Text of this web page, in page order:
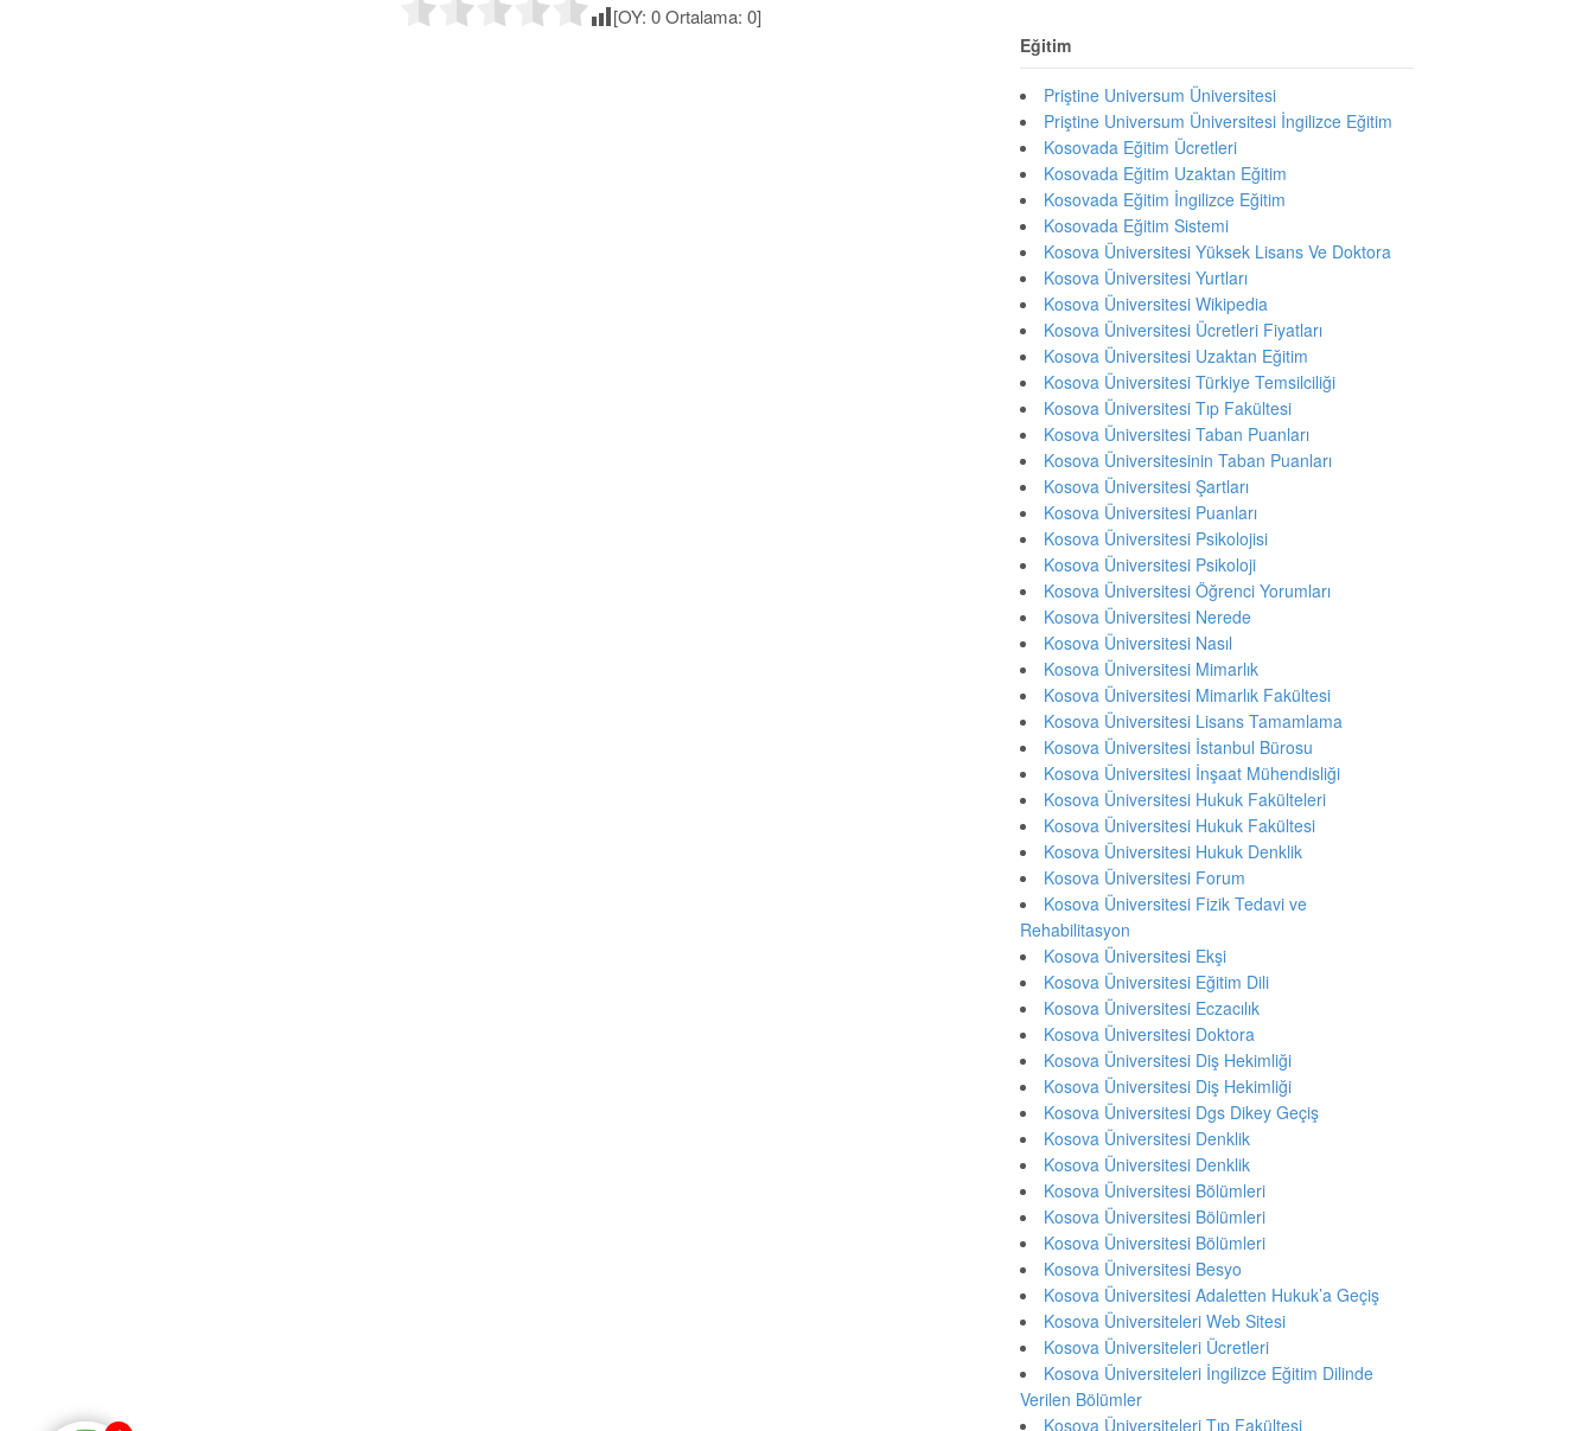
[OY: 0Ortalama: 0]
Eğitim
Priştine Universum Üniversitesi
Priştine Universum Üniversitesi İngilizce Eğitim
Kosovada Eğitim Ücretleri
Kosovada Eğitim Uzaktan Eğitim
Kosovada Eğitim İngilizce Eğitim
Kosovada Eğitim Sistemi
Kosova Üniversitesi Yüksek Lisans Ve Doktora
Kosova Üniversitesi Yurtları
Kosova Üniversitesi Wikipedia
Kosova Üniversitesi Ücretleri Fiyatları
Kosova Üniversitesi Uzaktan Eğitim
Kosova Üniversitesi Türkiye Temsilciliği
Kosova Üniversitesi Tıp Fakültesi
Kosova Üniversitesi Taban Puanları
Kosova Üniversitesinin Taban Puanları
Kosova Üniversitesi Şartları
Kosova Üniversitesi Puanları
Kosova Üniversitesi Psikolojisi
Kosova Üniversitesi Psikoloji
Kosova Üniversitesi Öğrenci Yorumları
Kosova Üniversitesi Nerede
Kosova Üniversitesi Nasıl
Kosova Üniversitesi Mimarlık
Kosova Üniversitesi Mimarlık Fakültesi
Kosova Üniversitesi Lisans Tamamlama
Kosova Üniversitesi İstanbul Bürosu
Kosova Üniversitesi İnşaat Mühendisliği
Kosova Üniversitesi Hukuk Fakülteleri
Kosova Üniversitesi Hukuk Fakültesi
Kosova Üniversitesi Hukuk Denklik
Kosova Üniversitesi Forum
Kosova Üniversitesi Fizik Tedavi ve
Rehabilitasyon
Kosova Üniversitesi Ekşi
Kosova Üniversitesi Eğitim Dili
Kosova Üniversitesi Eczacılık
Kosova Üniversitesi Doktora
Kosova Üniversitesi Diş Hekimliği
Kosova Üniversitesi Diş Hekimliği
Kosova Üniversitesi Dgs Dikey Geçiş
Kosova Üniversitesi Denklik
Kosova Üniversitesi Denklik
Kosova Üniversitesi Bölümleri
Kosova Üniversitesi Bölümleri
Kosova Üniversitesi Bölümleri
Kosova Üniversitesi Besyo
Kosova Üniversitesi Adaletten Hukuk’a Geçiş
Kosova Üniversiteleri Web Sitesi
Kosova Üniversiteleri Ücretleri
Kosova Üniversiteleri İngilizce Eğitim Dilinde
Verilen Bölümler
Kosova Üniversiteleri Tıp Fakültesi